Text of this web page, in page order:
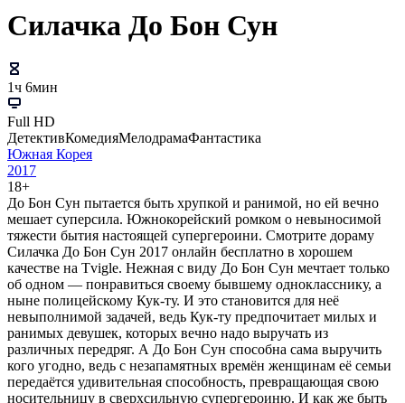
Силачка До Бон Сун
1ч 6мин
Full HD
ДетективКомедияМелодрамаФантастика
Южная Корея
2017
18+
До Бон Сун пытается быть хрупкой и ранимой, но ей вечно
мешает суперсила. Южнокорейский ромком о невыносимой
тяжести бытия настоящей супергероини. Смотрите дораму
Силачка До Бон Сун 2017 онлайн бесплатно в хорошем
качестве на Tvigle. Нежная с виду До Бон Сун мечтает только
об одном — понравиться своему бывшему однокласснику, а
ныне полицейскому Кук-ту. И это становится для неё
невыполнимой задачей, ведь Кук-ту предпочитает милых и
ранимых девушек, которых вечно надо выручать из
различных передряг. А До Бон Сун способна сама выручить
кого угодно, ведь с незапамятных времён женщинам её семьи
передаётся удивительная способность, превращающая свою
носительницу в сверхсильную супергероиню. И как же быть